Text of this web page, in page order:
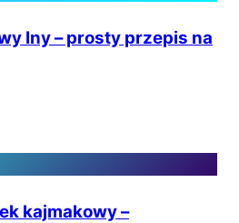
Iny – prosty przepis na
kajmakowy –